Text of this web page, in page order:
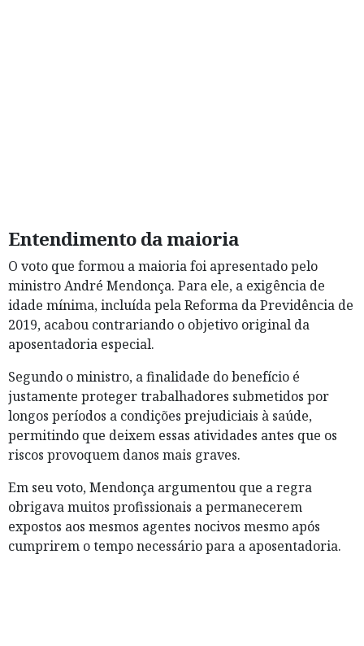
Entendimento da maioria
O voto que formou a maioria foi apresentado pelo
ministro André Mendonça. Para ele, a exigência de
idade mínima, incluída pela Reforma da Previdência de
2019, acabou contrariando o objetivo original da
aposentadoria especial.
Segundo o ministro, a finalidade do benefício é
justamente proteger trabalhadores submetidos por
longos períodos a condições prejudiciais à saúde,
permitindo que deixem essas atividades antes que os
riscos provoquem danos mais graves.
Em seu voto, Mendonça argumentou que a regra
obrigava muitos profissionais a permanecerem
expostos aos mesmos agentes nocivos mesmo após
cumprirem o tempo necessário para a aposentadoria.